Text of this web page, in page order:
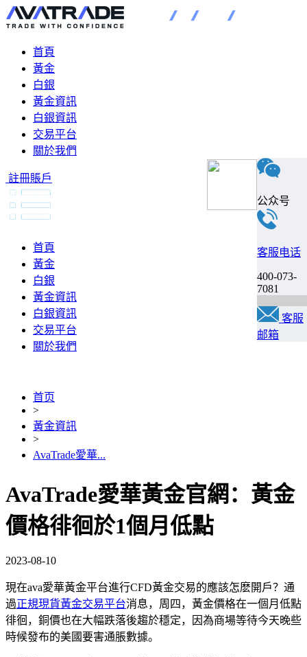
首頁
黃金
白銀
黃金資訊
白銀資訊
交易平台
關於我們
註冊賬戶
首頁
黃金
白銀
黃金資訊
白銀資訊
交易平台
關於我們
首页
>
黃金資訊
>
AvaTrade愛華...
AvaTrade愛華黃金官網：黃金
價格徘徊於1個月低點
2023-08-10
現在ava愛華黃金平台進行CFD黃金交易的應該怎麽開戶？通
過正規現貨黃金交易平台消息，周四，黃金價格在一個月低點
徘徊，銅價也在大幅跌落後趨於穩定，因為商場等待今天晚些
時候發布的美國要害通脹數據。
公众号
客服电话
400-073-
7081
客服
邮箱